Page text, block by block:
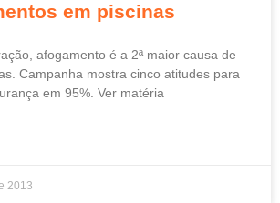
em piscinas
afogamento é a 2ª maior causa de
Campanha mostra cinco atitudes para
em 95%. Ver matéria
2013